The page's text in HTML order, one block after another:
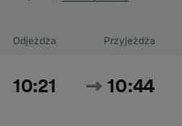
Odjeżdża Przyjeżdża
10:21 10:44